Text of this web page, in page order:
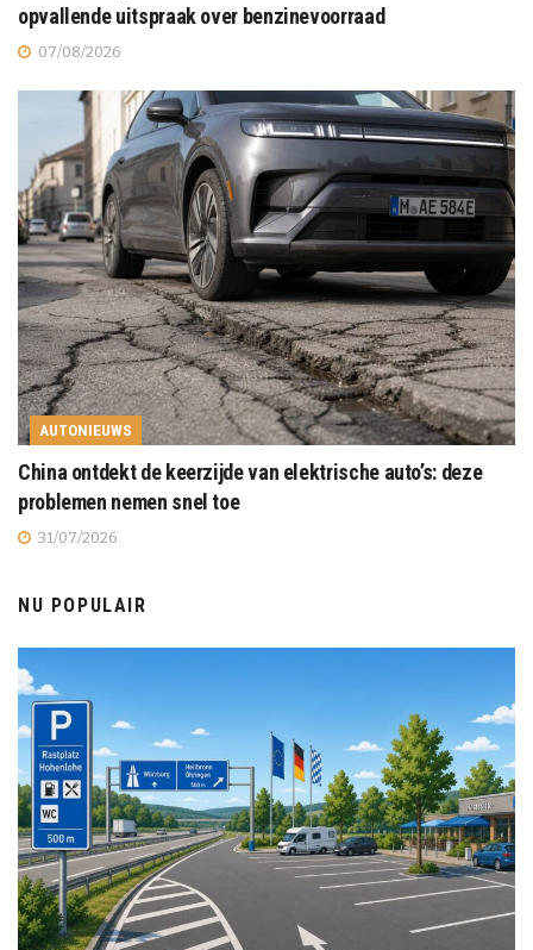
opvallende uitspraak over benzinevoorraad
07/08/2026
AUTONIEUWS
China ontdekt de keerzijde van elektrische auto’s: deze
problemen nemen snel toe
31/07/2026
NU POPULAIR